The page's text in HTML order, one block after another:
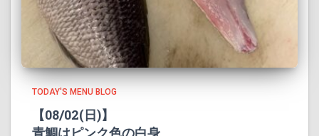
TODAY'S MENU BLOG
【08/02(日)】
青鯛はピンク色の白身